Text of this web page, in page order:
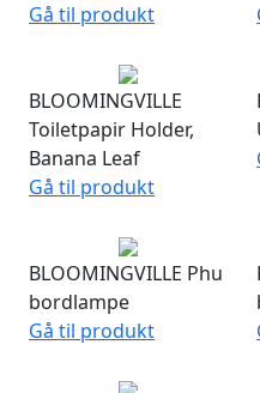
Gå til produkt
BLOOMINGVILLE
Toiletpapir Holder,
Banana Leaf
Gå til produkt
BLOOMINGVILLE Phu
bordlampe
Gå til produkt